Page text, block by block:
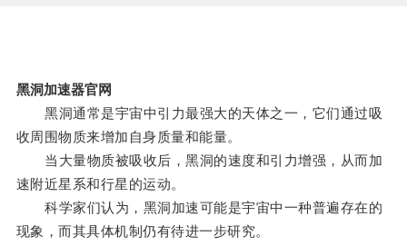
黑洞加速器官网
黑洞通常是宇宙中引力最强大的天体之一，它们通过吸
收周围物质来增加自身质量和能量。
当大量物质被吸收后，黑洞的速度和引力增强，从而加
速附近星系和行星的运动。
科学家们认为，黑洞加速可能是宇宙中一种普遍存在的
现象，而其具体机制仍有待进一步研究。